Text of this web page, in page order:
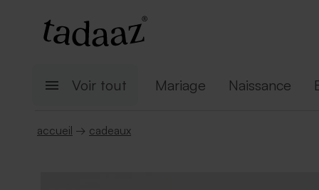
Voir tout Mariage Naissance
accueil → cadeaux